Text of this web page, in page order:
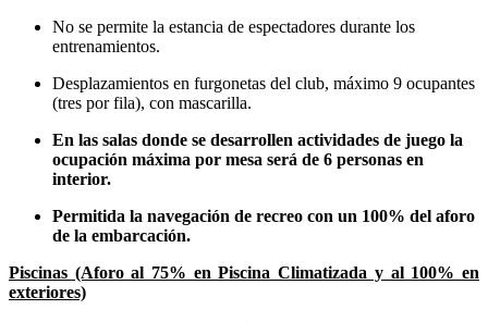
No se permite la estancia de espectadores durante los
entrenamientos.
Desplazamientos en furgonetas del club, máximo 9 ocupantes
(tres por fila), con mascarilla.
En las salas donde se desarrollen actividades de juego la
ocupación máxima por mesa será de 6 personas en
interior.
Permitida la navegación de recreo con un 100% del aforo
de la embarcación.
Piscinas (Aforo al 75% en Piscina Climatizada y al 100% en
exteriores)